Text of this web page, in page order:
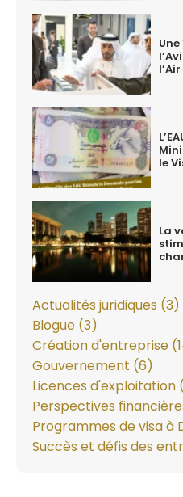
le
La
Actualités juridiques (3)
Blogue (3)
Création d'entreprise
Gouvernement (6)
Licences d'exploitation
Perspectives
Programmes de visa à
Succès et défis des